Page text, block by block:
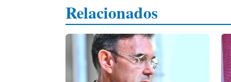
Relacionados